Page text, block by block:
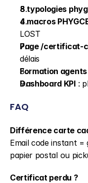
8 typologies
4 macros
LOST
Page /certificat-
délais
Formation
Dashboard KPI :
FAQ
Différence carte
Email code instant
papier postal ou
Certificat perdu ?